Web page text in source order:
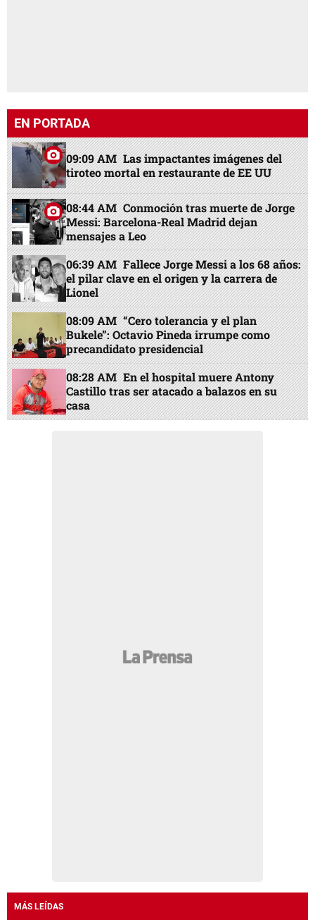
EN PORTADA
09:09 AM Las impactantes imágenes del
tiroteo mortal en restaurante de EE UU
08:44 AM Conmoción tras muerte de Jorge
Messi: Barcelona-Real Madrid dejan
mensajes a Leo
06:39 AM Fallece Jorge Messi a los 68 años:
el pilar clave en el origen y la carrera de
Lionel
08:09 AM “Cero tolerancia y el plan
Bukele”: Octavio Pineda irrumpe como
precandidato presidencial
08:28 AM En el hospital muere Antony
Castillo tras ser atacado a balazos en su
casa
MÁS LEÍDAS